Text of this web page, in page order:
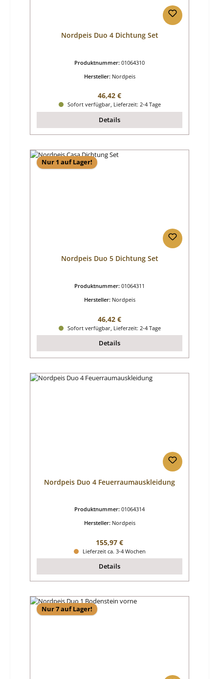
Nordpeis Duo 4 Dichtung Set
Produktnummer: 01064310
Hersteller: Nordpeis
Regulärer Preis:
46,42 €
Sofort verfügbar, Lieferzeit: 2-4 Tage
Details
Nur 1 auf Lager!
Nordpeis Duo 5 Dichtung Set
Produktnummer: 01064311
Hersteller: Nordpeis
Regulärer Preis:
46,42 €
Sofort verfügbar, Lieferzeit: 2-4 Tage
Details
Nordpeis Duo 4 Feuerraumauskleidung
Produktnummer: 01064314
Hersteller: Nordpeis
Regulärer Preis:
155,97 €
Lieferzeit ca. 3-4 Wochen
Details
Nur 7 auf Lager!